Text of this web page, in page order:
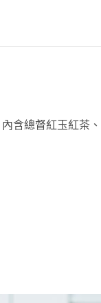
含總督紅玉紅茶